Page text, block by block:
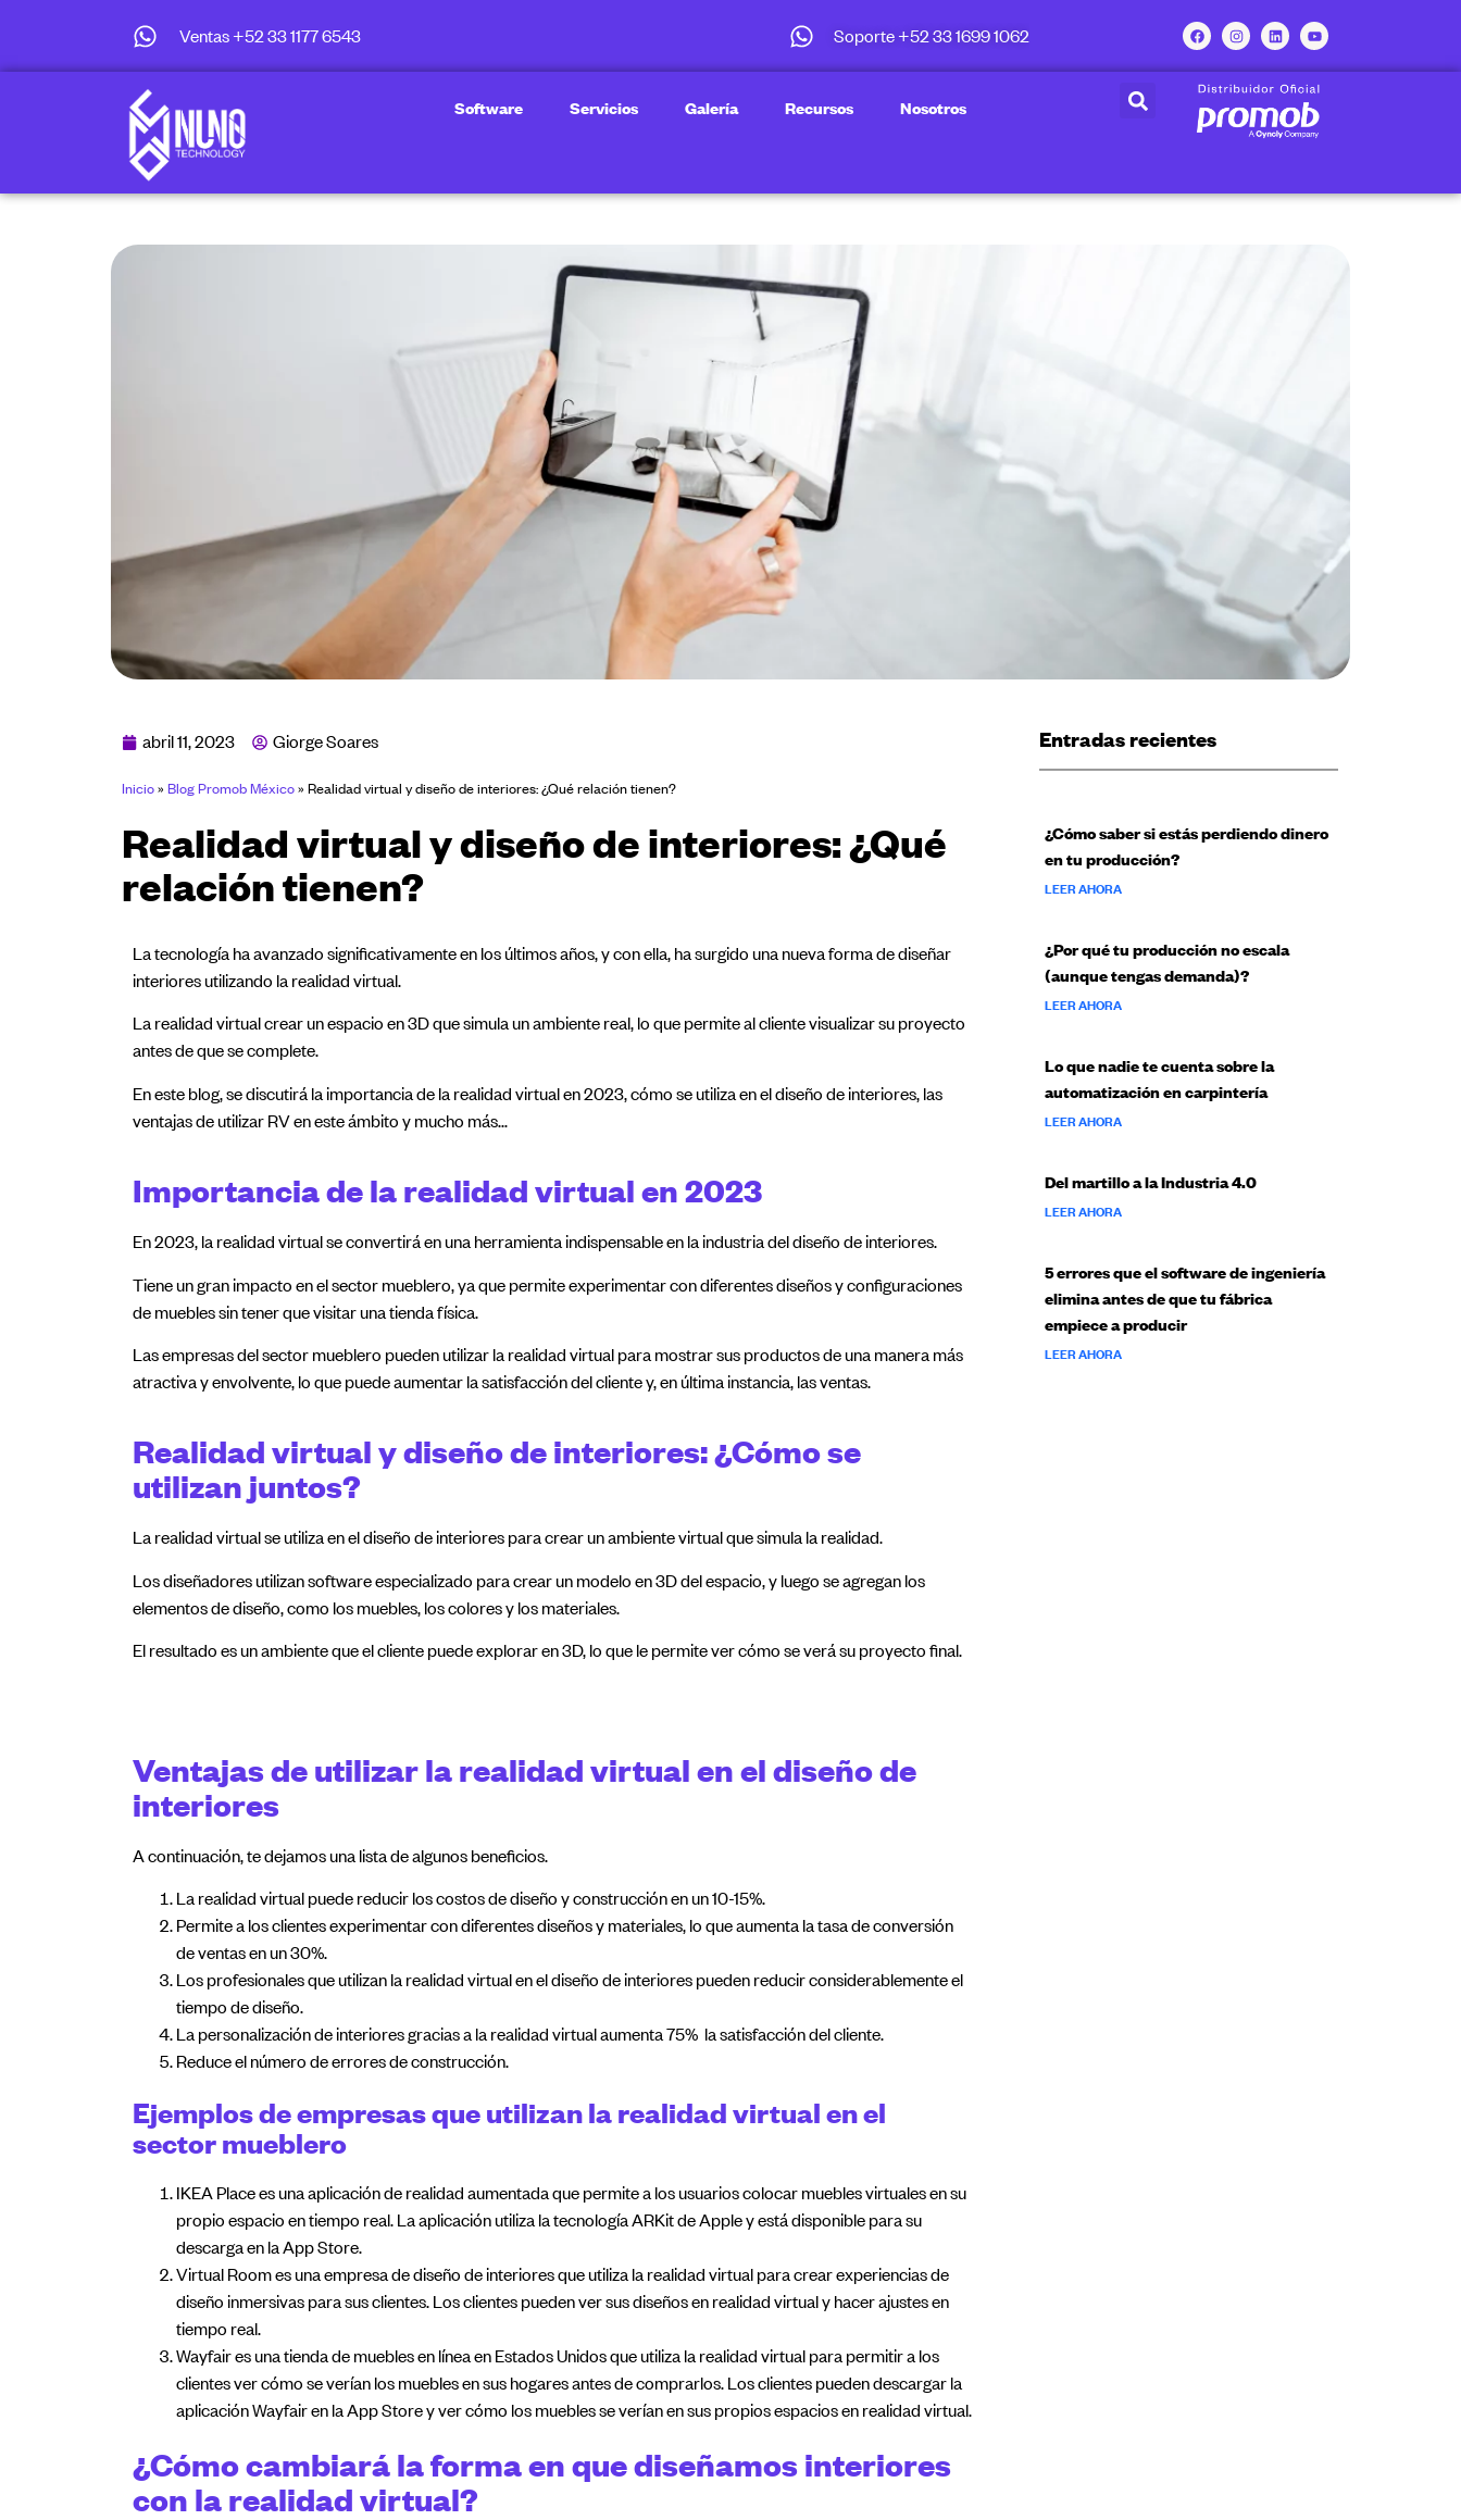
Ventas +52 33 1177 6543 Soporte +52 33 1699 1062
Software Servicios Galería Recursos Nosotros
abril 11, 2023 Giorge Soares
Inicio» Blog Promob México» Realidad virtual y diseño de interiores: ¿Qué relación tienen?
Realidad virtual y diseño de interiores: ¿Qué
relación tienen?
La tecnología ha avanzado significativamente en los últimos años, y con ella, ha surgido una nueva forma de diseñar
interiores utilizando la realidad virtual.
La realidad virtual crear un espacio en 3D que simula un ambiente real, lo que permite al cliente visualizar su proyecto
antes de que se complete.
En este blog, se discutirá la importancia de la realidad virtual en 2023, cómo se utiliza en el diseño de interiores, las
ventajas de utilizar RV en este ámbito y mucho más…
Importancia de la realidad virtual en 2023
En 2023, la realidad virtual se convertirá en una herramienta indispensable en la industria del diseño de interiores.
Tiene un gran impacto en el sector mueblero, ya que permite experimentar con diferentes diseños y configuraciones
de muebles sin tener que visitar una tienda física.
Las empresas del sector mueblero pueden utilizar la realidad virtual para mostrar sus productos de una manera más
atractiva y envolvente, lo que puede aumentar la satisfacción del cliente y, en última instancia, las ventas.
Realidad virtual y diseño de interiores: ¿Cómo se
utilizan juntos?
La realidad virtual se utiliza en el diseño de interiores para crear un ambiente virtual que simula la realidad.
Los diseñadores utilizan software especializado para crear un modelo en 3D del espacio, y luego se agregan los
elementos de diseño, como los muebles, los colores y los materiales.
El resultado es un ambiente que el cliente puede explorar en 3D, lo que le permite ver cómo se verá su proyecto final.
Ventajas de utilizar la realidad virtual en el diseño de
interiores
A continuación, te dejamos una lista de algunos beneficios.
La realidad virtual puede reducir los costos de diseño y construcción en un 10-15%.
Permite a los clientes experimentar con diferentes diseños y materiales, lo que aumenta la tasa de conversión
de ventas en un 30%.
Los profesionales que utilizan la realidad virtual en el diseño de interiores pueden reducir considerablemente el
tiempo de diseño.
La personalización de interiores gracias a la realidad virtual aumenta 75% la satisfacción del cliente.
Reduce el número de errores de construcción.
Ejemplos de empresas que utilizan la realidad virtual en el
sector mueblero
IKEA Place es una aplicación de realidad aumentada que permite a los usuarios colocar muebles virtuales en su
propio espacio en tiempo real. La aplicación utiliza la tecnología ARKit de Apple y está disponible para su
descarga en la App Store.
Virtual Room es una empresa de diseño de interiores que utiliza la realidad virtual para crear experiencias de
diseño inmersivas para sus clientes. Los clientes pueden ver sus diseños en realidad virtual y hacer ajustes en
tiempo real.
Wayfair es una tienda de muebles en línea en Estados Unidos que utiliza la realidad virtual para permitir a los
clientes ver cómo se verían los muebles en sus hogares antes de comprarlos. Los clientes pueden descargar la
aplicación Wayfair en la App Store y ver cómo los muebles se verían en sus propios espacios en realidad virtual.
¿Cómo cambiará la forma en que diseñamos interiores
con la realidad virtual?
Entradas recientes
¿Cómo saber si estás perdiendo dinero
en tu producción?
LEER AHORA
¿Por qué tu producción no escala
(aunque tengas demanda)?
LEER AHORA
Lo que nadie te cuenta sobre la
automatización en carpintería
LEER AHORA
Del martillo a la Industria 4.0
LEER AHORA
5 errores que el software de ingeniería
elimina antes de que tu fábrica
empiece a producir
LEER AHORA